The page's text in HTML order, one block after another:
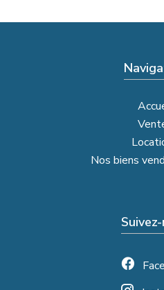
Nos biens